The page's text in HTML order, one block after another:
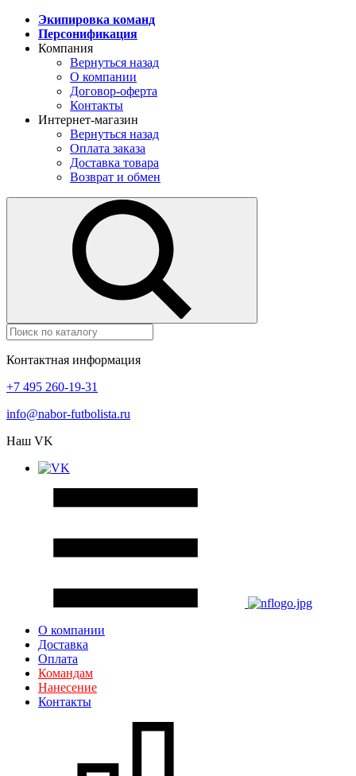
Экипировка команд
Персонификация
Компания
Вернуться назад
О компании
Договор-оферта
Контакты
Интернет-магазин
Вернуться назад
Оплата заказа
Доставка товара
Возврат и обмен
Контактная информация
+7 495 260-19-31
info@nabor-futbolista.ru
Наш VK
О компании
Доставка
Оплата
Командам
Нанесение
Контакты